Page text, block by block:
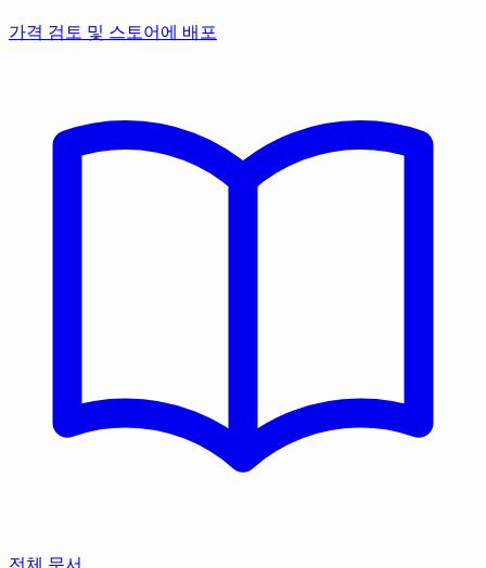
가격 검토 및 스토어에 배포